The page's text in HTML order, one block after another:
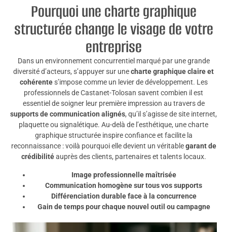
Pourquoi une charte graphique
structurée change le visage de votre
entreprise
Dans un environnement concurrentiel marqué par une grande
diversité d’acteurs, s’appuyer sur unecharte graphique claire et
cohérentes’impose comme un levier de développement. Les
professionnels de Castanet-Tolosan savent combien il est
essentiel de soigner leur première impression au travers de
supports de communication alignés, qu’il s’agisse de site internet,
plaquette ou signalétique. Au-delà de l’esthétique, une charte
graphique structurée inspire confiance et facilite la
reconnaissance : voilà pourquoi elle devient un véritablegarant de
crédibilitéauprès des clients, partenaires et talents locaux.
Image professionnelle maîtrisée
Communication homogène sur tous vos supports
Différenciation durable face à la concurrence
Gain de temps pour chaque nouvel outil ou campagne